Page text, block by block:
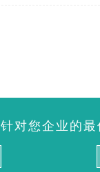
对您企业的